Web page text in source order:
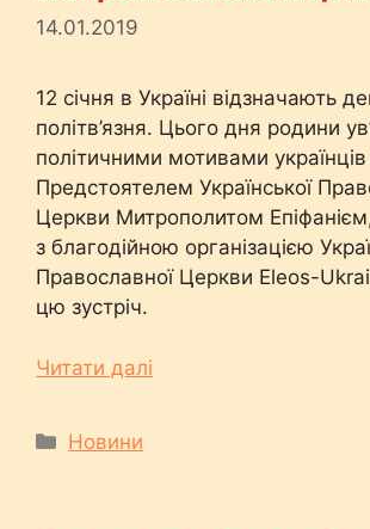
14.01.2019
12 січня в Україні відзначають
політв’язня. Цього дня родини
політичними мотивами
Предстоятелем Української
Церкви Митрополитом
з благодійною організацією
Православної Церкви Eleos-
цю зустріч.
Читати далі
Категорії
Новини